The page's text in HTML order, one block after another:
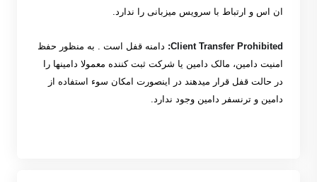
ان اس و ارتباط با سرویس میزبانی را ندارد.
Client Transfer Prohibited
: دامنه قفل است‎ . به منظور حفظ
امنیت دامین، مالک دامین یا شرکت ثبت کننده معمولا دامینها را
در حالت قفل قرار میدهند در اینصورت امکان سوء استفاده از
دامین و ترنسفر دامین وجود ندارد.